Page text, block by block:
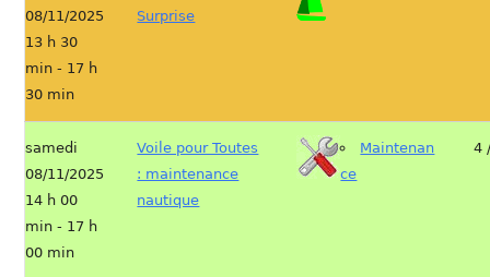
08/11/2025
13 h 30
min - 17 h
30 min
Surprise
samedi
08/11/2025
14 h 00
min - 17 h
00 min
Voile pour Toutes
: maintenance
nautique
Maintenan
ce
4